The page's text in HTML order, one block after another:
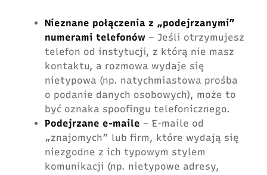
Nieznane połączenia z „podejrzanymi”
numerami telefonów – Jeśli otrzymujesz
telefon od instytucji, z którą nie masz
kontaktu, a rozmowa wydaje się
nietypowa (np. natychmiastowa prośba
o podanie danych osobowych), może to
być oznaka spoofingu telefonicznego.
Podejrzane e-maile – E-maile od
„znajomych” lub firm, które wydają się
niezgodne z ich typowym stylem
komunikacji (np. nietypowe adresy,